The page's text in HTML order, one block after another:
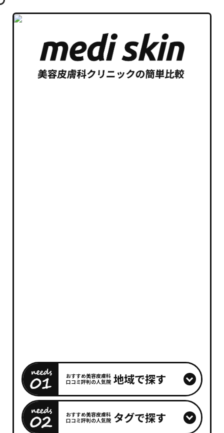
おすすめ美容皮膚科
口コミ評判の人気院 地域で探す
おすすめ美容皮膚科
口コミ評判の人気院 タグで探す